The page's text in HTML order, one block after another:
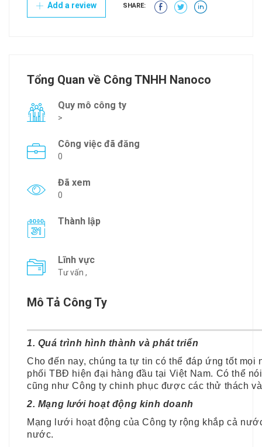
Add a review SHARE:
Tổng Quan về Công TNHH Nanoco
Quy mô công ty
>
Công việc đã đăng
0
Đã xem
0
Thành lập
Lĩnh vực
Tư vấn ,
Mô Tả Công Ty
1. Quá trình hình thành và phát triển
Cho đến nay, chúng ta tự tin có thể đáp ứng tốt
phối TBĐ hiện đại hàng đầu tại Việt Nam. Có thể
cũng như Công ty chinh phục được các thử thách
2. Mạng lưới hoạt động kinh doanh
Mạng lưới hoạt động của Công ty rộng khắp cả
nước.